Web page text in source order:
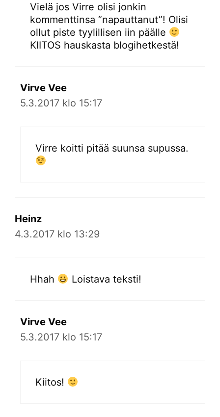
Vielä jos Virre olisi jonkin
kommenttinsa ”napauttanut”! Olisi
ollut piste tyylillisen iin päälle
KIITOS hauskasta blogihetkestä!
Virve Vee
5.3.2017 klo 15:17
Virre koitti pitää suunsa supussa.
Heinz
4.3.2017 klo 13:29
Hhah Loistava teksti!
Virve Vee
5.3.2017 klo 15:17
Kiitos!